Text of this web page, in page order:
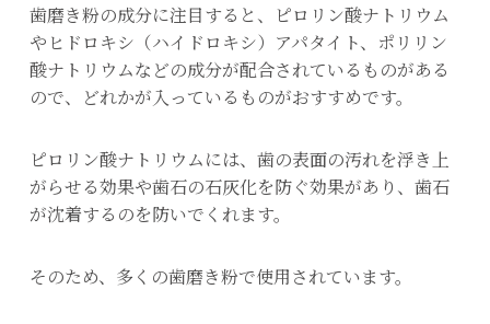
歯磨き粉の成分に注目すると、ピロリン酸ナトリウム
やヒドロキシ（ハイドロキシ）アパタイト、ポリリン
酸ナトリウムなどの成分が配合されているものがある
ので、どれかが入っているものがおすすめです。
ピロリン酸ナトリウムには、歯の表面の汚れを浮き上
がらせる効果や歯石の石灰化を防ぐ効果があり、歯石
が沈着するのを防いでくれます。
そのため、多くの歯磨き粉で使用されています。